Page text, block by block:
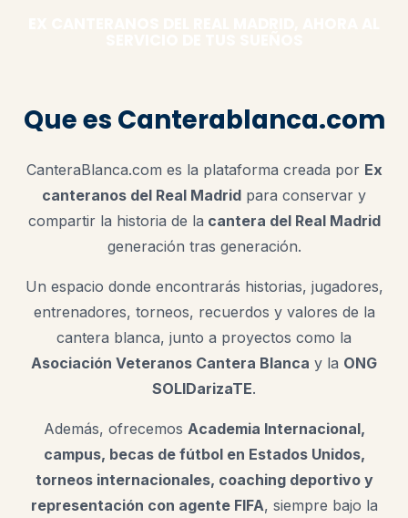
Que es Canterablanca.com
CanteraBlanca.com es la plataforma creada por Ex
canteranos del Real Madrid para conservar y
compartir la historia de la cantera del Real Madrid
generación tras generación.
Un espacio donde encontrarás historias, jugadores,
entrenadores, torneos, recuerdos y valores de la
cantera blanca, junto a proyectos como la
Asociación Veteranos Cantera Blanca y la ONG
SOLIDarizaTE.
Además, ofrecemos Academia Internacional,
campus, becas de fútbol en Estados Unidos,
torneos internacionales, coaching deportivo y
representación con agente FIFA, siempre bajo la